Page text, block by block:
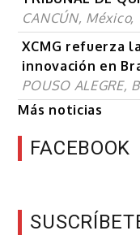
CANCÚN,
XCMG refuerza
innovación en
POUSO ALEGRE,
Más noticias
FACEBOOK